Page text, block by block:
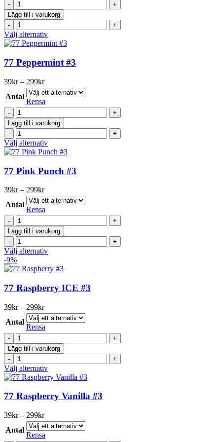
väljas
produktsidan
77
Pepparmint
#3
WC
Edition
mängd
Lägg till i varukorg
77
Pepparmint
#3
Edition
mängd
Välj alternativDen
här
har
flera
De
olika
väljas
på
produktsidan
77 Peppermint #3
39kr – 299krPrisintervall:
39kr
till
299kr
Antal
Rensa
77
Peppermint
#3
mängd
Lägg till i varukorg
77
Peppermint
#3
Välj alternativDen
här
har
flera
De
olika
väljas
produktsidan
77 Pink Punch #3
39kr – 299krPrisintervall:
39kr
till
299kr
Antal
Rensa
77
Pink
Punch
#3
mängd
Lägg till i varukorg
77
Pink
Punch
#3
mängd
Välj alternativDen
produkten
flera
varianter.
olika
alternativen
på
produktsidan
-9%
77 Raspberry ICE #3
39kr – 299krPrisintervall:
39kr
till
299kr
Antal
Rensa
77
Raspberry
ICE
#3
mängd
Lägg till i varukorg
77
Raspberry
ICE
mängd
Välj alternativDen
här
har
flera
De
olika
77 Raspberry Vanilla #3
39kr – 299krPrisintervall:
39kr
till
Antal
Rensa